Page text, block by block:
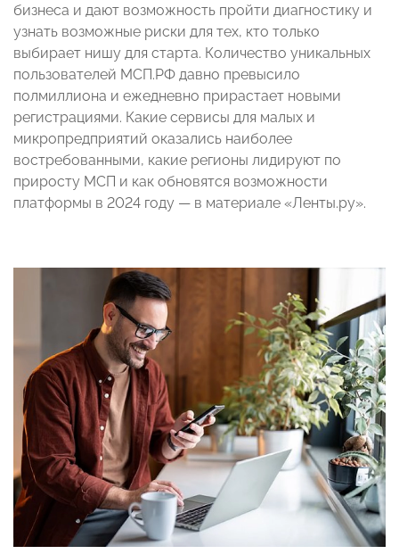
бизнеса и дают возможность пройти диагностику и
узнать возможные риски для тех, кто только
выбирает нишу для старта. Количество уникальных
пользователей МСП.РФ давно превысило
полмиллиона и ежедневно прирастает новыми
регистрациями. Какие сервисы для малых и
микропредприятий оказались наиболее
востребованными, какие регионы лидируют по
приросту МСП и как обновятся возможности
платформы в 2024 году — в материале «Ленты.ру».